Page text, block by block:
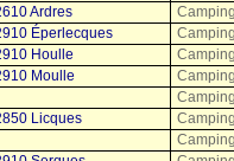
Ardres
Éperlecques
Houlle
Moulle
Licques